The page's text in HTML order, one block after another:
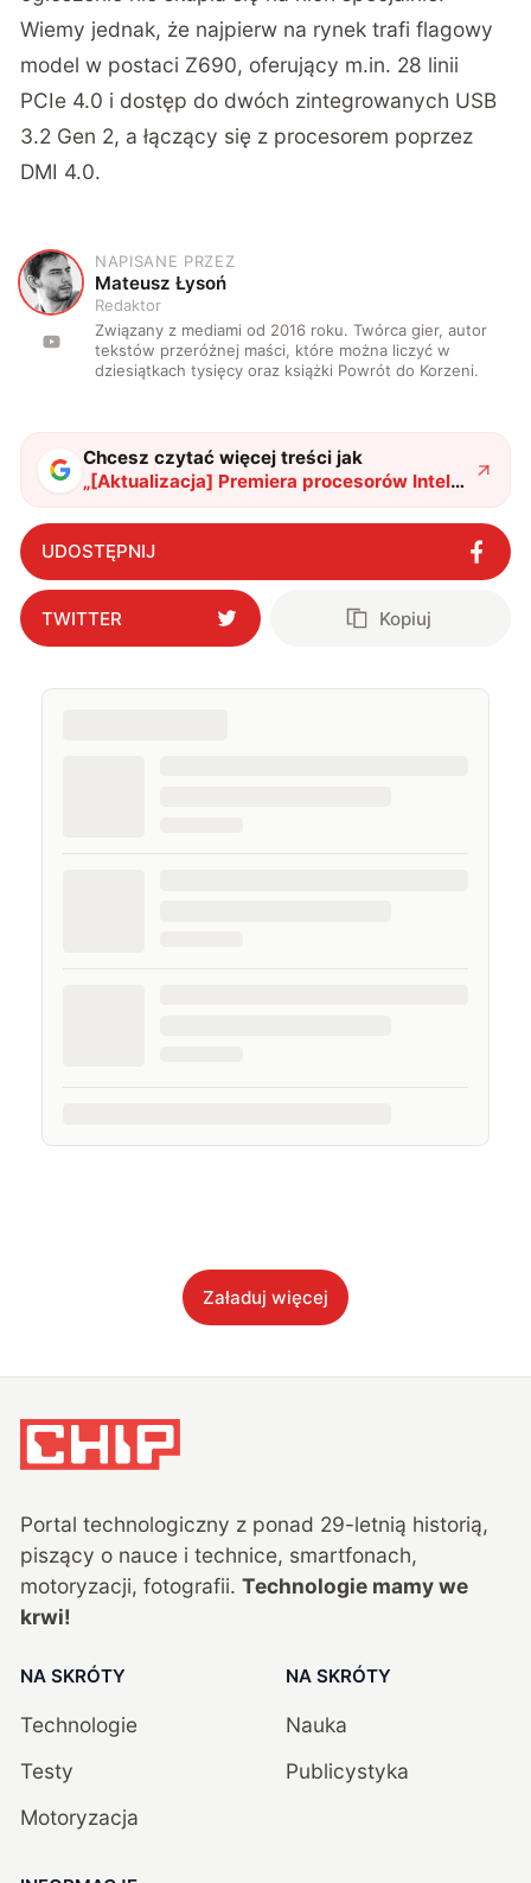
Wiemy jednak, że najpierw na rynek trafi flagowy
model w postaci Z690, oferujący m.in. 28 linii
PCIe 4.0 i dostęp do dwóch zintegrowanych USB
3.2 Gen 2, a łączący się z procesorem poprzez
DMI 4.0.
M
NAPISANE PRZEZ
Mateusz Łysoń
Redaktor
Związany z mediami od 2016 roku. Twórca gier, autor
tekstów przeróżnej maści, które można liczyć w
dziesiątkach tysięcy oraz książki Powrót do Korzeni.
Chcesz czytać więcej treści jak
„[Aktualizacja] Premiera procesorów Intel
Core 12. generacji. Znamy ceny w Polsce"?
UDOSTĘPNIJ
TWITTER Kopiuj
Załaduj więcej
Portal technologiczny z ponad 29-letnią historią,
piszący o nauce i technice, smartfonach,
motoryzacji, fotografii. Technologie mamy we
krwi!
NA SKRÓTY
Technologie
Testy
Motoryzacja
NA SKRÓTY
Nauka
Publicystyka